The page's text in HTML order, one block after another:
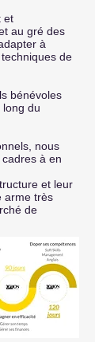
et
au gré des
à
de
bénévoles
du
nous
à en
et leur
arme très
de